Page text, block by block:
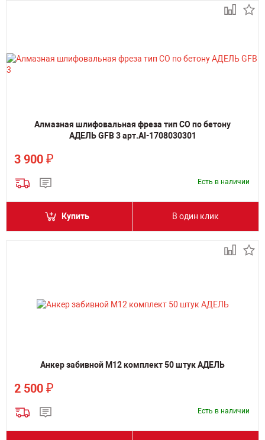
Алмазная шлифовальная фреза тип СО по бетону
АДЕЛЬ GFB 3 арт.AI-1708030301
3 900 ₽
Есть в наличии
Купить В один клик
Анкер забивной М12 комплект 50 штук АДЕЛЬ
2 500 ₽
Есть в наличии